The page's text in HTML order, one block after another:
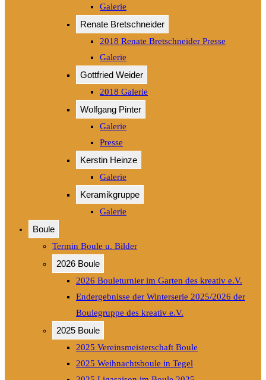
Galerie
Renate Bretschneider
2018 Renate Bretschneider Presse
Galerie
Gottfried Weider
2018 Galerie
Wolfgang Pinter
Galerie
Presse
Kerstin Heinze
Galerie
Keramikgruppe
Galerie
Boule
Termin Boule u. Bilder
2026 Boule
2026 Bouleturnier im Garten des kreativ e.V.
Endergebnisse der Winterserie 2025/2026 der
Boulegruppe des kreativ e.V.
2025 Boule
2025 Vereinsmeisterschaft Boule
2025 Weihnachtsboule in Tegel